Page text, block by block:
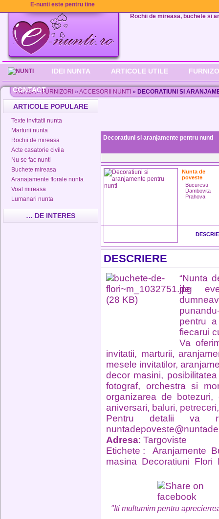
E-nunti este pentru tine
Rochii de mireasa, buchete si
IDEI NUNTA ARTICOLE UTILE
CONTACT
ACASA»FURNIZORI » ACCESORII NUNTI » DECORATIUNI SI
ARTICOLE POPULARE
Texte invitatii nunta
Marturii nunta
Rochii de mireasa
Acte casatorie civila
Nu se fac nunti
Buchete mireasa
Aranajamente florale nunta
Voal mireasa
Lumanari nunta
… DE INTERES
Decoratiuni si aranjamente pentru nunti
Nunta de
poveste
Bucuresti
Dambovita
Prahova
DESCRIERE
“Nunta
de
pentru
fiecarui
Va
invitatii, marturii,
mesele invitatilor,
decor masini,
fotograf, orchestra si
organizarea de botezuri,
aniversari, baluri,
Pentru detalii va
Adresa: Targoviste
Etichete :
Aranjamente
masina Decoratiuni Flori
"Iti multumim pentru